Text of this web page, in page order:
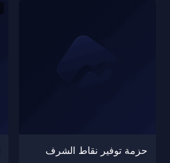
حزمة توفير نقاط الشرف